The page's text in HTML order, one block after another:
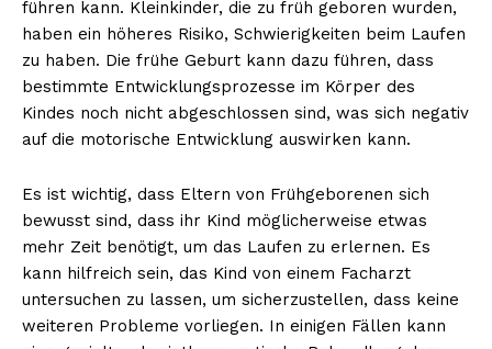
führen kann. Kleinkinder, die zu früh geboren wurden,
haben ein höheres Risiko, Schwierigkeiten beim Laufen
zu haben. Die frühe Geburt kann dazu führen, dass
bestimmte Entwicklungsprozesse im Körper des
Kindes noch nicht abgeschlossen sind, was sich negativ
auf die motorische Entwicklung auswirken kann.
Es ist wichtig, dass Eltern von Frühgeborenen sich
bewusst sind, dass ihr Kind möglicherweise etwas
mehr Zeit benötigt, um das Laufen zu erlernen. Es
kann hilfreich sein, das Kind von einem Facharzt
untersuchen zu lassen, um sicherzustellen, dass keine
weiteren Probleme vorliegen. In einigen Fällen kann